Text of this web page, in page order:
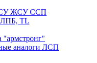
ЖСУ ССП
ЛПБ, TL
аналоги ЛСП